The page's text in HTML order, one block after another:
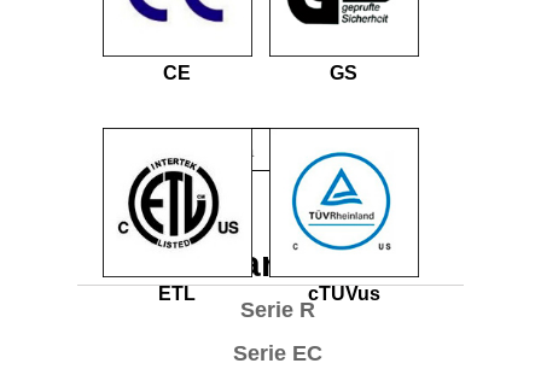
Cardio
Serie R
Serie EC
CE GS
ETL cTUVus